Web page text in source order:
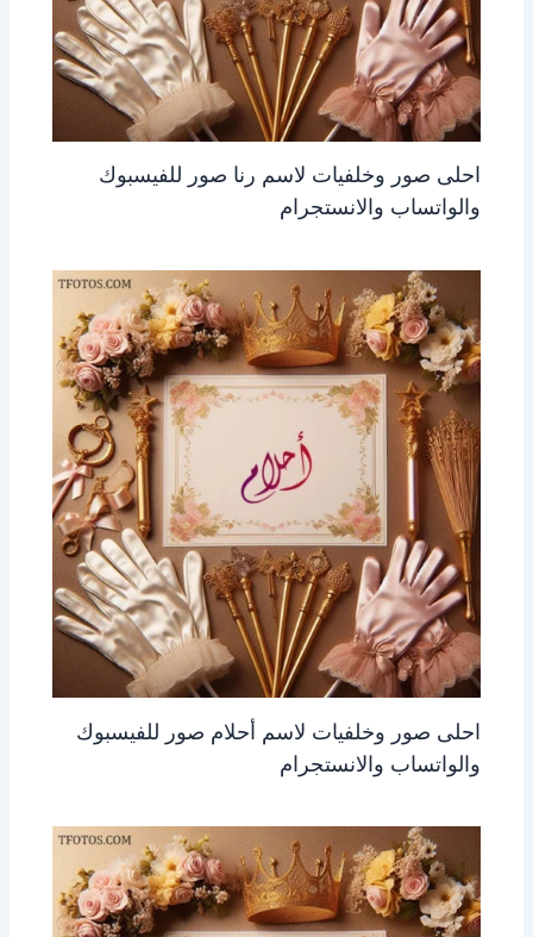
احلى صور وخلفيات لاسم رنا صور للفيسبوك
والواتساب والانستجرام
احلى صور وخلفيات لاسم أحلام صور للفيسبوك
والواتساب والانستجرام